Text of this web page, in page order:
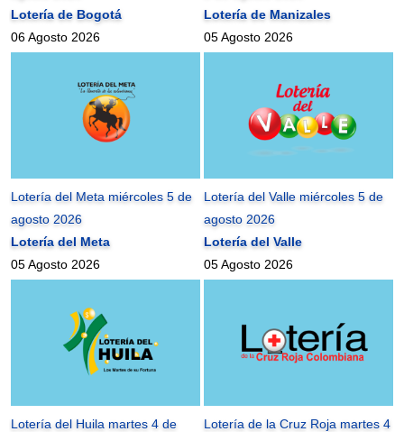
Lotería de Bogotá
06 Agosto 2026
Lotería de Manizales
05 Agosto 2026
Lotería del Meta miércoles 5 de
agosto 2026
Lotería del Meta
05 Agosto 2026
Lotería del Valle miércoles 5 de
agosto 2026
Lotería del Valle
05 Agosto 2026
Lotería del Huila martes 4 de Lotería de la Cruz Roja martes 4